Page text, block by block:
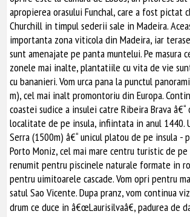
apropierea orasului Funchal, care a fost pictat
Churchill in timpul sederii sale in Madeira.
importanta zona viticola din Madeira, iar
sunt amenajate pe panta muntelui. Pe masura
zonele mai inalte, plantatiile cu vita de vie
cu bananieri. Vom urca pana la punctul
m), cel mai inalt promontoriu din Europa.
coastei sudice a insulei catre Ribeira Brava â€“
localitate de pe insula, infiintata in anul 1440.
Serra (1500m) â€“ unicul platou de pe insula -
Porto Moniz, cel mai mare centru turistic de pe
renumit pentru piscinele naturale formate in
pentru uimitoarele cascade. Vom opri pentru
satul Sao Vicente. Dupa pranz, vom continua
drum ce duce in â€œLaurisilvaâ€, padurea de